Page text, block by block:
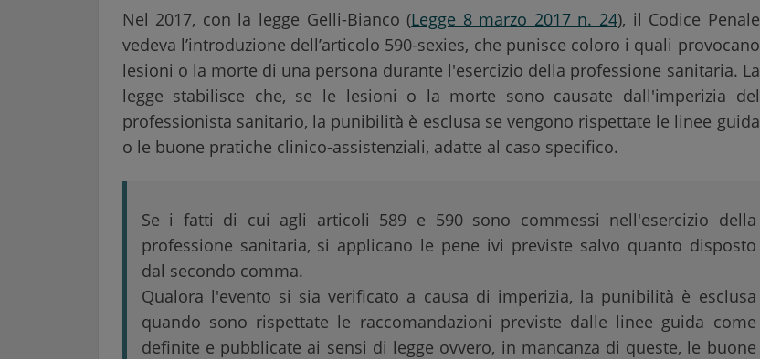
Nel 2017, con la legge Gelli-Bianco (Legge 8 marzo 2017 n. 24), il Codice Penale
vedeva l’introduzione dell’articolo 590-sexies, che punisce coloro i quali provocano
lesioni o la morte di una persona durante l'esercizio della professione sanitaria. La
legge stabilisce che, se le lesioni o la morte sono causate dall'imperizia del
professionista sanitario, la punibilità è esclusa se vengono rispettate le linee guida
o le buone pratiche clinico-assistenziali, adatte al caso specifico.
Se i fatti di cui agli articoli 589 e 590 sono commessi nell'esercizio della
professione sanitaria, si applicano le pene ivi previste salvo quanto disposto
dal secondo comma.
Qualora l'evento si sia verificato a causa di imperizia, la punibilità è esclusa
quando sono rispettate le raccomandazioni previste dalle linee guida come
definite e pubblicate ai sensi di legge ovvero, in mancanza di queste, le buone